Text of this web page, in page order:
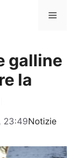
galline
la
23:49Categorie
Notizie